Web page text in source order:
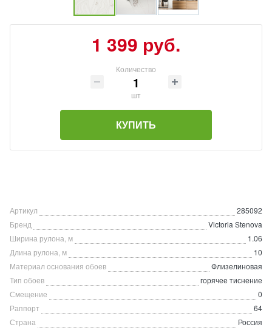
1 399 руб.
Количество
шт
КУПИТЬ
Артикул
285092
Бренд
Victoria Stenova
Ширина рулона, м
1.06
Длина рулона, м
10
Материал основания обоев
Флизелиновая
Тип обоев
горячее тиснение
Смещение
0
Раппорт
64
Страна
Россия